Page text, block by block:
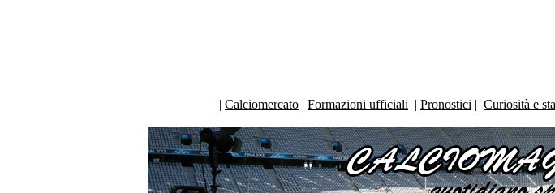
| Calciomercato | Formazioni ufficiali | Pronostici | Curiosità e